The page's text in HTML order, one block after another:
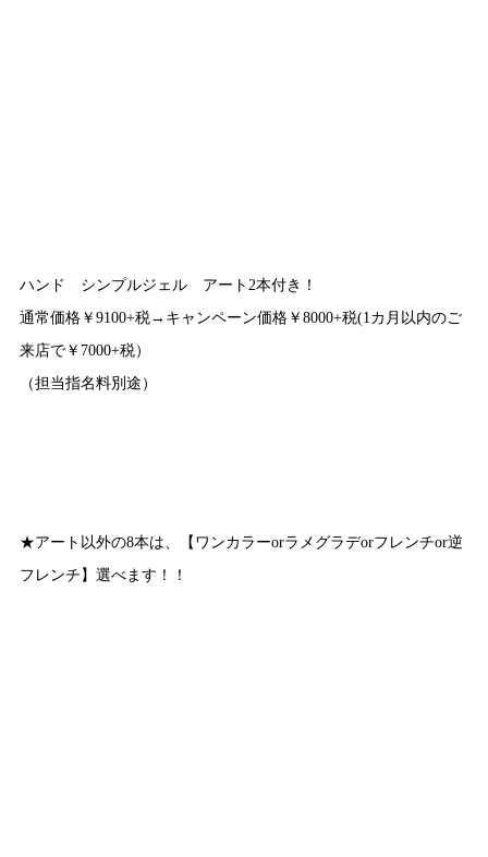
ハンド シンプルジェル アート2本付き！
通常価格￥9100+税→キャンペーン価格￥8000+税(1カ月以内のご
来店で￥7000+税）
（担当指名料別途）
★アート以外の8本は、【ワンカラーorラメグラデorフレンチor逆
フレンチ】選べます！！